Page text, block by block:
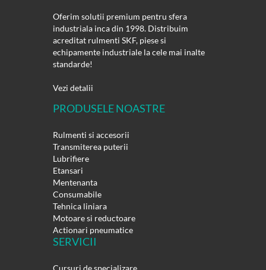
Oferim solutii premium pentru sfera
industriala inca din 1998. Distribuim
acreditat rulmenti SKF, piese si
echipamente industriale la cele mai inalte
standarde!
Vezi detalii
PRODUSELE NOASTRE
Rulmenti si accesorii
Transmiterea puterii
Lubrifiere
Etansari
Mentenanta
Consumabile
Tehnica liniara
Motoare si reductoare
Actionari pneumatice
SERVICII